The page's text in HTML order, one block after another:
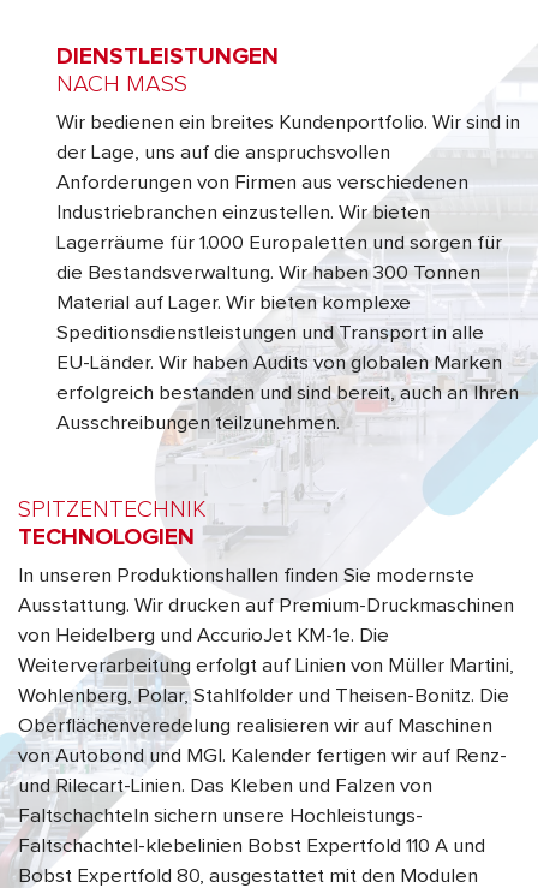
DIENSTLEISTUNGEN
NACH MASS
Wir bedienen ein breites Kundenportfolio. Wir sind in
der Lage, uns auf die anspruchsvollen
Anforderungen von Firmen aus verschiedenen
Industriebranchen einzustellen. Wir bieten
Lagerräume für 1.000 Europaletten und sorgen für
die Bestandsverwaltung. Wir haben 300 Tonnen
Material auf Lager. Wir bieten komplexe
Speditionsdienstleistungen und Transport in alle
EU-Länder. Wir haben Audits von globalen Marken
erfolgreich bestanden und sind bereit, auch an Ihren
Ausschreibungen teilzunehmen.
SPITZENTECHNIK
TECHNOLOGIEN
In unseren Produktionshallen finden Sie modernste
Ausstattung. Wir drucken auf Premium-Druckmaschinen
von Heidelberg und AccurioJet KM-1e. Die
Weiterverarbeitung erfolgt auf Linien von Müller Martini,
Wohlenberg, Polar, Stahlfolder und Theisen-Bonitz. Die
Oberflächenveredelung realisieren wir auf Maschinen
von Autobond und MGI. Kalender fertigen wir auf Renz-
und Rilecart-Linien. Das Kleben und Falzen von
Faltschachteln sichern unsere Hochleistungs-
Faltschachtel-klebelinien Bobst Expertfold 110 A und
Bobst Expertfold 80, ausgestattet mit den Modulen